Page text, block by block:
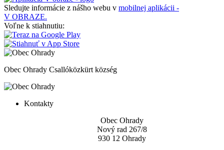
Sledujte informácie z nášho webu v mobilnej aplikácii -
V OBRAZE.
Voľne k stiahnutiu:
Obec Ohrady Csallóközkürt község
Kontakty
Obec Ohrady
Nový rad 267/8
930 12 Ohrady